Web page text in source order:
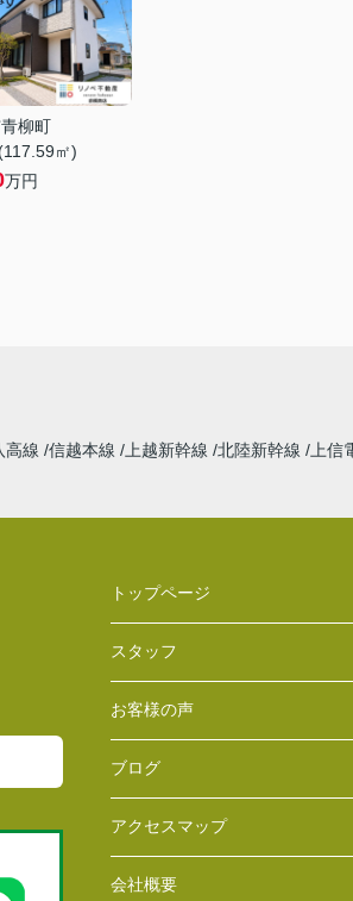
柳町
㎡)
万円
高線 信越本線 上越新幹線 北陸新幹線
上信
トップページ
スタッフ
お客様の声
ブログ
アクセスマップ
会社概要